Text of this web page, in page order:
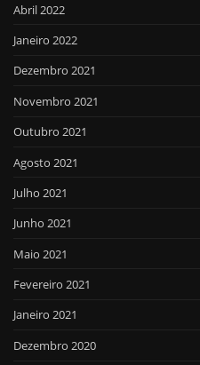
Abril 2022
Janeiro 2022
Dezembro 2021
Novembro 2021
Outubro 2021
Agosto 2021
Julho 2021
Junho 2021
Maio 2021
Fevereiro 2021
Janeiro 2021
Dezembro 2020